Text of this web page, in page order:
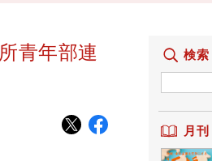
青年部連
検索
月刊